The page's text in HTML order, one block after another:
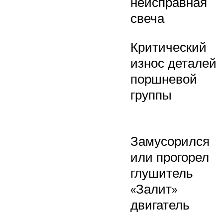
свеча
Критический
износ деталей
поршневой
группы
Замусорился
или прогорел
глушитель
«Залит»
двигатель